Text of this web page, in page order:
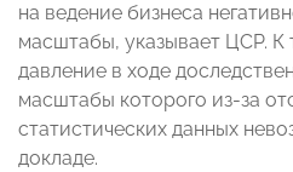
на ведение бизнеса
масштабы, указывает ЦСР.
давление в ходе
масштабы которого из-за
статистических данных
докладе.